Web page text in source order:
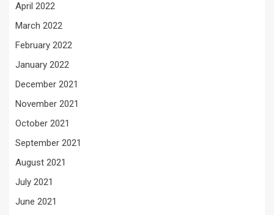
April 2022
March 2022
February 2022
January 2022
December 2021
November 2021
October 2021
September 2021
August 2021
July 2021
June 2021